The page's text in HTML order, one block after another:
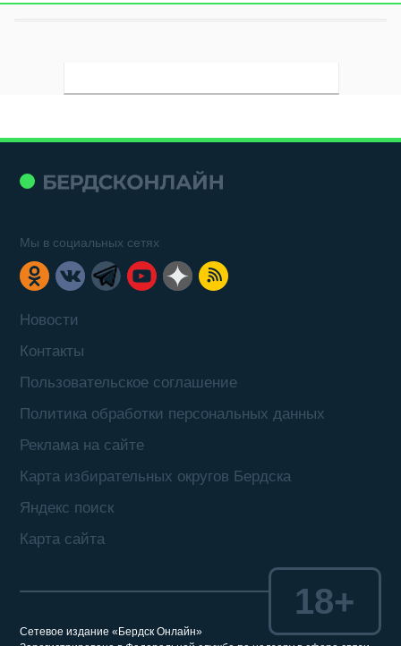
Новости
Контакты
Пользовательское соглашение
Политика обработки персональных данных
Реклама на сайте
Карта избирательных округов Бердска
Яндекс поиск
Карта сайта
Мы в социальных сетях
Сетевое издание «Бердск Онлайн»
18+